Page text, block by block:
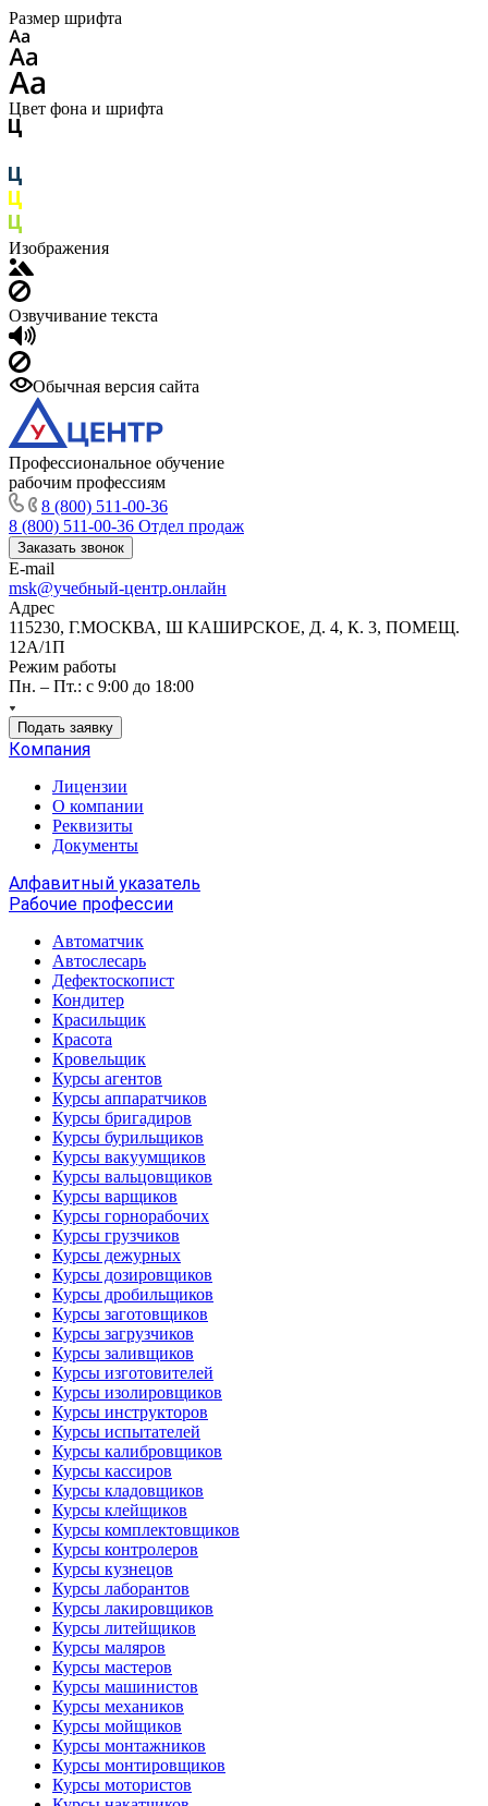
Размер шрифта
Цвет фона и шрифта
Изображения
Озвучивание текста
Обычная версия сайта
Профессиональное обучение
рабочим профессиям
8 (800) 511-00-36
8 (800) 511-00-36 Отдел продаж
Заказать звонок
E-mail
msk@учебный-центр.онлайн
Адрес
115230, Г.МОСКВА, Ш КАШИРСКОЕ, Д. 4, К. 3, ПОМЕЩ.
12А/1П
Режим работы
Пн. – Пт.: с 9:00 до 18:00
Подать заявку
Компания
Лицензии
О компании
Реквизиты
Документы
Алфавитный указатель
Рабочие профессии
Автоматчик
Автослесарь
Дефектоскопист
Кондитер
Красильщик
Красота
Кровельщик
Курсы агентов
Курсы аппаратчиков
Курсы бригадиров
Курсы бурильщиков
Курсы вакуумщиков
Курсы вальцовщиков
Курсы варщиков
Курсы горнорабочих
Курсы грузчиков
Курсы дежурных
Курсы дозировщиков
Курсы дробильщиков
Курсы заготовщиков
Курсы загрузчиков
Курсы заливщиков
Курсы изготовителей
Курсы изолировщиков
Курсы инструкторов
Курсы испытателей
Курсы калибровщиков
Курсы кассиров
Курсы кладовщиков
Курсы клейщиков
Курсы комплектовщиков
Курсы контролеров
Курсы кузнецов
Курсы лаборантов
Курсы лакировщиков
Курсы литейщиков
Курсы маляров
Курсы мастеров
Курсы машинистов
Курсы механиков
Курсы мойщиков
Курсы монтажников
Курсы монтировщиков
Курсы мотористов